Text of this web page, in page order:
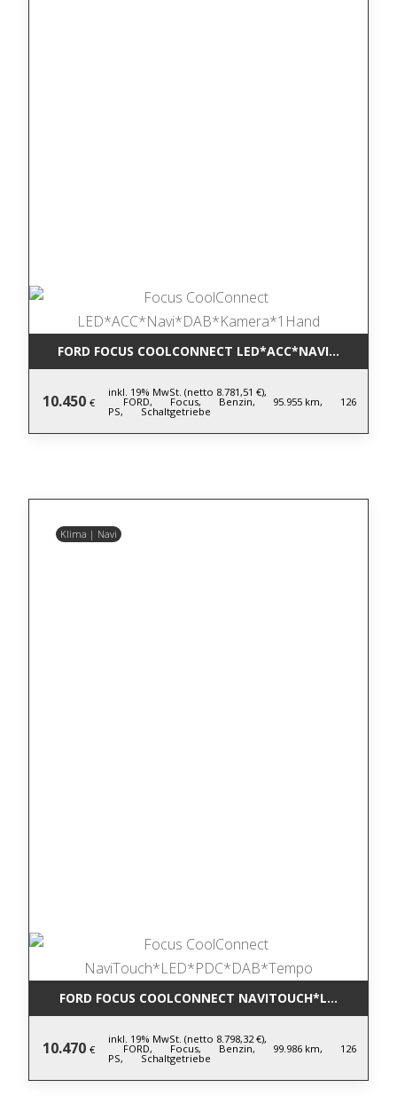
FORD FOCUS COOLCONNECT
10.450 €
inkl. 19% MwSt. (netto 8.781,51 €),
FORD, Focus, Benzin, 95.955 km, 126
PS, Schaltgetriebe
Klima | Navi
FORD FOCUS COOLCONNECT
10.470 €
inkl. 19% MwSt. (netto 8.798,32 €),
FORD, Focus, Benzin, 99.986 km, 126
PS, Schaltgetriebe